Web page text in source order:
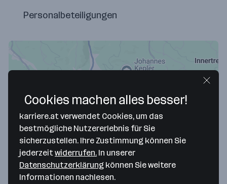
Personalbeteiligungen
Seven Bel GmbH
Cookies machen alles besser!
karriere.at verwendet Cookies, um das
bestmögliche Nutzererlebnis für Sie
sicherzustellen. Ihre Zustimmung können Sie
jederzeit widerrufen. In unserer
Datenschutzerklärung können Sie weitere
Informationen nachlesen.